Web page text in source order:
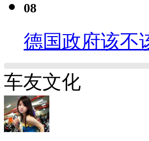
08
德国政府该不
车友文化